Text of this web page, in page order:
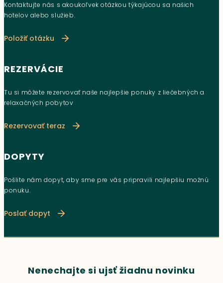
Kontaktujte nás s akoukoľvek otázkou týkajúcou sa našich
hotelov alebo služieb.
Položiť otázku
REZERVÁCIE
Tu si môžete rezervovať naše najlepšie ponuky z liečebných a
relaxačných pobytov
Rezervovať teraz
DOPYTY
Pošlite nám dopyt, aby sme pre vás pripravili najlepšiu možnú
ponuku.
Poslať dopyt
Nenechajte si ujsť žiadnu novinku